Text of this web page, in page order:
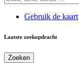
Gebruik de kaart
Laatste zoekopdracht
Zoeken